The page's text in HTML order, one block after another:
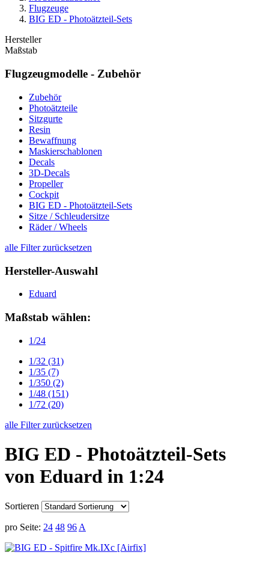
Flugzeuge
BIG ED - Photoätzteil-Sets
Hersteller
Maßstab
Flugzeugmodelle - Zubehör
Zubehör
Photoätzteile
Sitzgurte
Resin
Bewaffnung
Maskierschablonen
Decals
3D-Decals
Propeller
Cockpit
BIG ED - Photoätzteil-Sets
Sitze / Schleudersitze
Räder / Wheels
alle Filter zurücksetzen
Hersteller-Auswahl
Eduard
Maßstab wählen:
1/24
1/32 (31)
1/35 (7)
1/350 (2)
1/48 (151)
1/72 (20)
alle Filter zurücksetzen
BIG ED - Photoätzteil-Sets
von Eduard in 1:24
Sortieren
pro Seite: 24 48 96 A